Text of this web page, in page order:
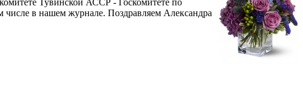
числе в нашем журнале. Поздравляем Александра